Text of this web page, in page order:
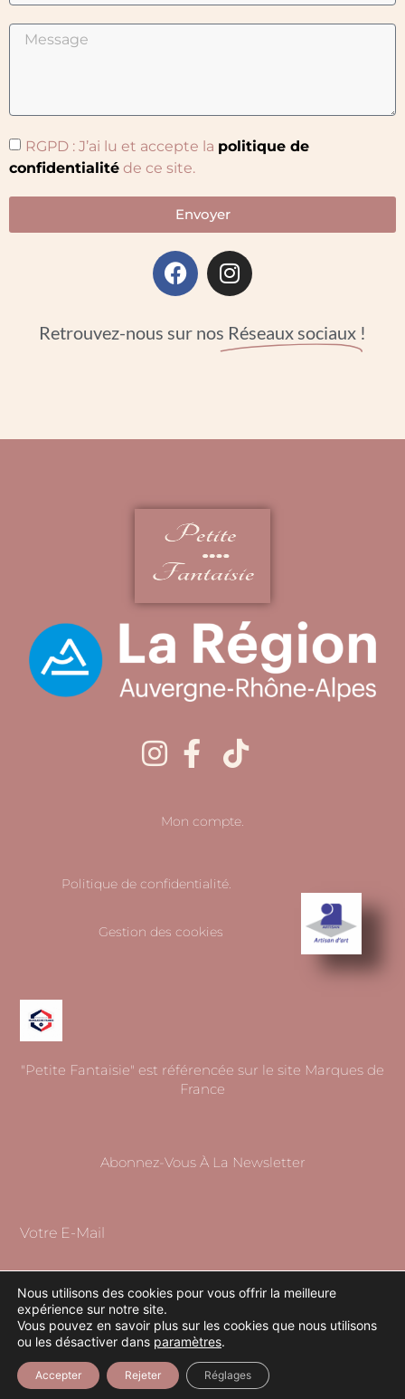
RGPD : J’ai lu et accepte la politique de
confidentialité de ce site.
Envoyer
Retrouvez-nous sur nos Réseaux sociaux !
Mon compte.
Politique de confidentialité.
Gestion des cookies
"Petite Fantaisie" est référencée sur le site Marques de
France
Abonnez-Vous À La Newsletter
Votre E-Mail
S'ABONNER
Nous utilisons des cookies pour vous offrir la meilleure
expérience sur notre site.
Vous pouvez en savoir plus sur les cookies que nous utilisons
ou les désactiver dans paramètres.
Accepter Rejeter Réglages